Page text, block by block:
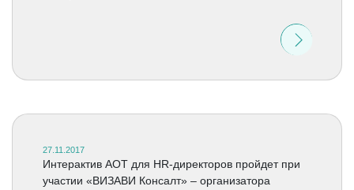
27.11.2017
Интерактив АОТ для HR-директоров пройдет при
участии «ВИЗАВИ Консалт» – организатора